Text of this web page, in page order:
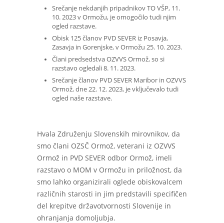
Srečanje nekdanjih pripadnikov TO VŠP, 11.
10. 2023 v Ormožu, je omogočilo tudi njim
ogled razstave.
Obisk 125 članov PVD SEVER iz Posavja,
Zasavja in Gorenjske, v Ormožu 25. 10. 2023.
Člani predsedstva OZVVS Ormož, so si
razstavo ogledali 8. 11. 2023.
Srečanje članov PVD SEVER Maribor in OZVVS
Ormož, dne 22. 12. 2023, je vključevalo tudi
ogled naše razstave.
Hvala Združenju Slovenskih mirovnikov, da
smo člani OZSČ Ormož, veterani iz OZVVS
Ormož in PVD SEVER odbor Ormož, imeli
razstavo o MOM v Ormožu in priložnost, da
smo lahko organizirali oglede obiskovalcem
različnih starosti in jim predstavili specifičen
del krepitve državotvornosti Slovenije in
ohranjanja domoljubja.